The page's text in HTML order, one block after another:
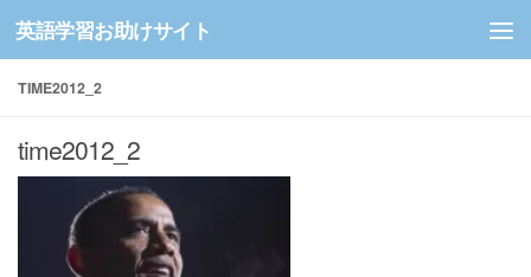
コンテンツへスキップ
英語学習お助けサイト
TIME2012_2
time2012_2